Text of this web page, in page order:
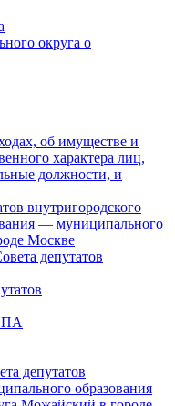
округа о
об имуществе и
характера лиц,
должности, и
внутригородского
— муниципального
Москве
депутатов
депутатов
образования